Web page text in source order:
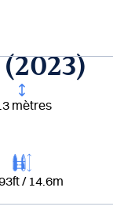
mètres
/ 14.6m